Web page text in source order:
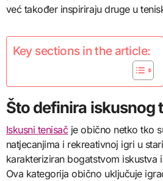
već također inspiriraju druge u
Key sections in the article:
Što definira iskusnog
Iskusni tenisačje obično netko tko
natjecanjima i rekreativnoj igri u
karakteriziran bogatstvom iskustva
Ova kategorija obično uključuje